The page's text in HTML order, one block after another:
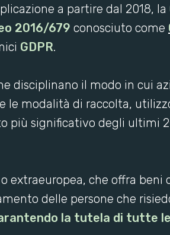
a partire dal 2018, la
2016/679 conosciuto come
GDPR.
disciplinano il modo in cui
le modalità di raccolta,
più significativo degli ultimi
extraeuropea, che offra beni
delle persone che
la tutela di tutte